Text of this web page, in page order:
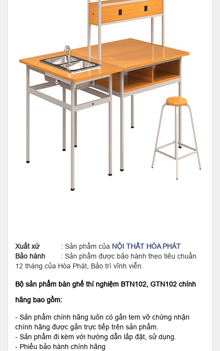
Xuất xứ: Sản phẩm của NỘI THẤT HÒA PHÁT
Bảo hành : Sản phẩm được bảo hành theo tiêu chuẩn
12 tháng của Hòa Phát, Bảo trì vĩnh viễn.
Bộ sản phẩm bàn ghế thí nghiệm BTN102, GTN102 chính
hãng bao gồm:
- Sản phẩm chính hãng luôn có gắn tem vỡ chứng nhận
chính hãng được gắn trực tiếp trên sản phẩm.
- Sản phẩm đi kèm với hướng dẫn lắp đặt, sử dụng.
- Phiếu bảo hành chính hãng